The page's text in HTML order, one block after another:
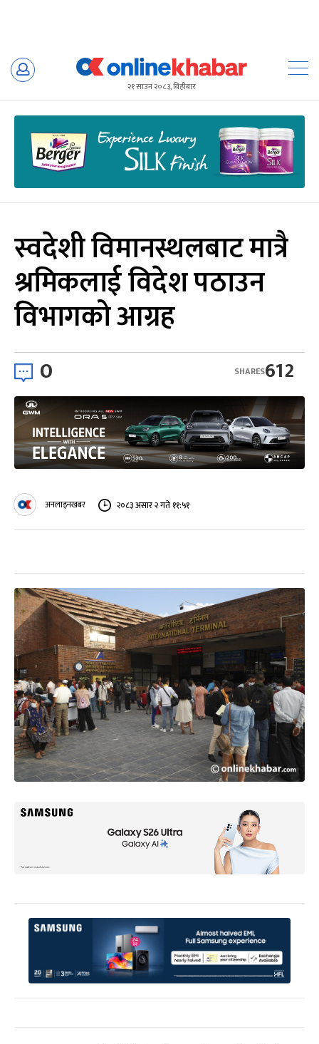
Skip
२१ साउन २०८३, बिहीबार
स्वदेशी विमानस्थलबाट मात्रै
श्रमिकलाई विदेश पठाउन
विभागको आग्रह
0 612
SHARES
अनलाइनखबर २०८३ असार २ गते ११:५१